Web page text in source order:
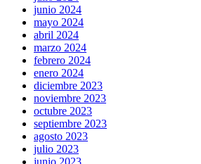
junio 2024
mayo 2024
abril 2024
marzo 2024
febrero 2024
enero 2024
diciembre 2023
noviembre 2023
octubre 2023
septiembre 2023
agosto 2023
julio 2023
junio 2023